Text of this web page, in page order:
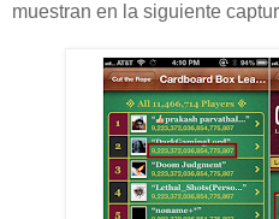
muestran en la siguiente